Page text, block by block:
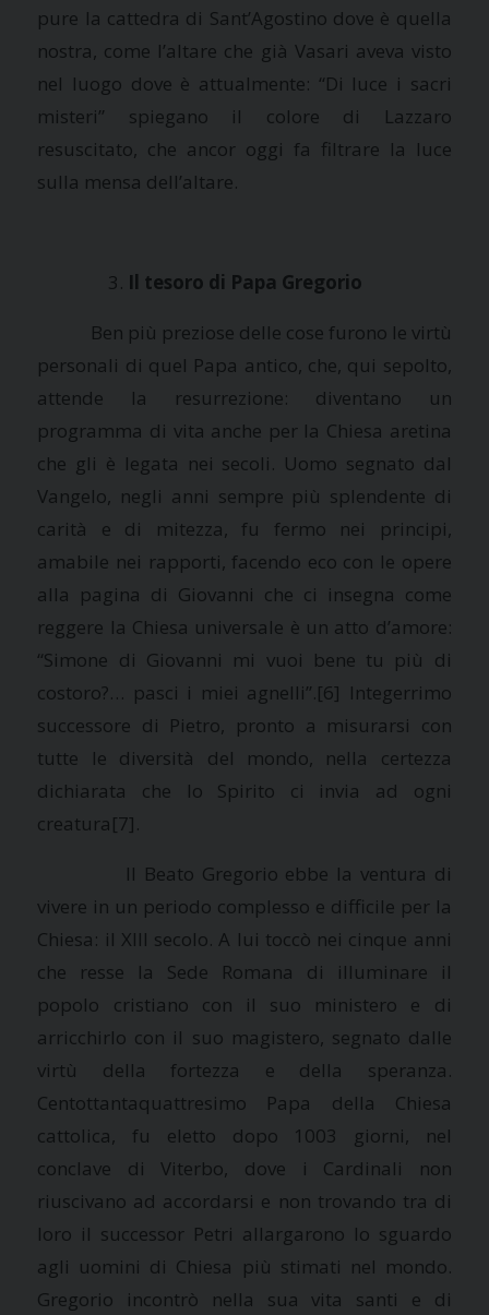
pure la cattedra di Sant’Agostino dove è quella
nostra, come l’altare che già Vasari aveva visto
nel luogo dove è attualmente: “Di luce i sacri
misteri” spiegano il colore di Lazzaro
resuscitato, che ancor oggi fa filtrare la luce
sulla mensa dell’altare.
Il tesoro di Papa Gregorio
Ben più preziose delle cose furono le virtù
personali di quel Papa antico, che, qui sepolto,
attende la resurrezione: diventano un
programma di vita anche per la Chiesa aretina
che gli è legata nei secoli. Uomo segnato dal
Vangelo, negli anni sempre più splendente di
carità e di mitezza, fu fermo nei principi,
amabile nei rapporti, facendo eco con le opere
alla pagina di Giovanni che ci insegna come
reggere la Chiesa universale è un atto d’amore:
“Simone di Giovanni mi vuoi bene tu più di
costoro?… pasci i miei agnelli”.[6] Integerrimo
successore di Pietro, pronto a misurarsi con
tutte le diversità del mondo, nella certezza
dichiarata che lo Spirito ci invia ad ogni
creatura[7].
Il Beato Gregorio ebbe la ventura di
vivere in un periodo complesso e difficile per la
Chiesa: il XIII secolo. A lui toccò nei cinque anni
che resse la Sede Romana di illuminare il
popolo cristiano con il suo ministero e di
arricchirlo con il suo magistero, segnato dalle
virtù della fortezza e della speranza.
Centottantaquattresimo Papa della Chiesa
cattolica, fu eletto dopo 1003 giorni, nel
conclave di Viterbo, dove i Cardinali non
riuscivano ad accordarsi e non trovando tra di
loro il successor Petri allargarono lo sguardo
agli uomini di Chiesa più stimati nel mondo.
Gregorio incontrò nella sua vita santi e di